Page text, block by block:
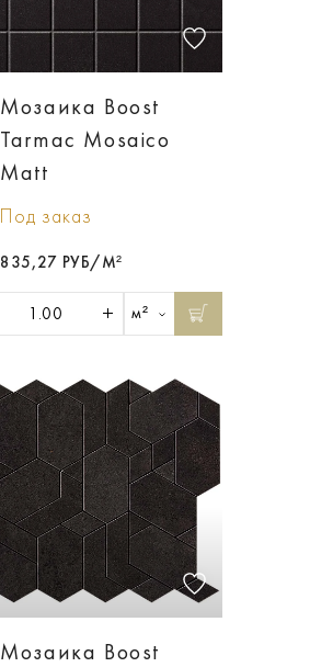
Мозаика Boost
Tarmac Mosaico
Matt
Под заказ
835,27 РУБ/М²
м²
Мозаика Boost